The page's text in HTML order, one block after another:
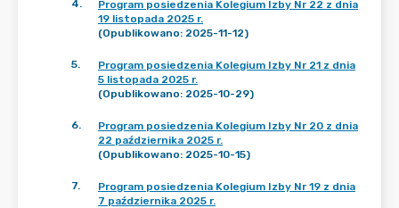
4.
Program posiedzenia Kolegium Izby Nr 22 z dnia
19 listopada 2025 r.
(Opublikowano: 2025-11-12)
5.
Program posiedzenia Kolegium Izby Nr 21 z dnia
5 listopada 2025 r.
(Opublikowano: 2025-10-29)
6.
Program posiedzenia Kolegium Izby Nr 20 z dnia
22 października 2025 r.
(Opublikowano: 2025-10-15)
7.
Program posiedzenia Kolegium Izby Nr 19 z dnia
7 października 2025 r.